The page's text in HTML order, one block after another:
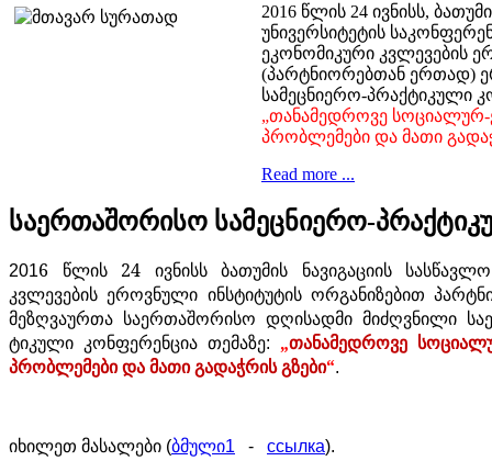
2016 წლის 24 ივნისს,
უნივერსიტეტის
ეკონომიკური კვლევების
(პარტნიორებთან ერთად)
სამეცნიერო-პრაქტიკული
„თანამედროვე სოციალურ-
პრობლემები და მათი
Read more ...
საერთაშორისო სამეცნიერო-
2016 წლის 24 ივნისს ბათუმის ნავიგაციის
კვლევების ეროვნული ინსტიტუტის ორგანიზებით
მეზღვაურთა საერთაშორისო დღისადმი მიძღვნილი
ტიკული კონფერენცია თემაზე: „თანამედროვე
პრობლემები და მათი გადაჭრის გზები“.
იხილეთ მასალები (ბმული1 - ссылка).